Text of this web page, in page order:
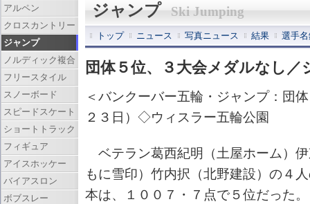
ジャンプ Ski Jumping
トップ ニュース 写真ニュース 結果 選手
団体５位、３大会メダルなし／
＜バンクーバー五輪・ジャンプ：団
２３日）◇ウィスラー五輪公園
ベテラン葛西紀明（土屋ホーム）
もに雪印）竹内択（北野建設）の４
本は、１００７・７点で５位だった
アルペン
クロスカントリー
ジャンプ
ノルディック複合
フリースタイル
スノーボード
スピードスケート
ショートトラック
フィギュア
アイスホッケー
バイアスロン
ボブスレー